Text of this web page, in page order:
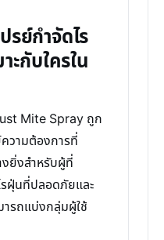
รย์กำจัดไร
ะกับใครใน
Mite Spray ถูก
วามต้องการที่
งยิ่งสำหรับผู้ที่
รฝุ่นที่ปลอดภัยและ
รถแบ่งกลุ่มผู้ใช้